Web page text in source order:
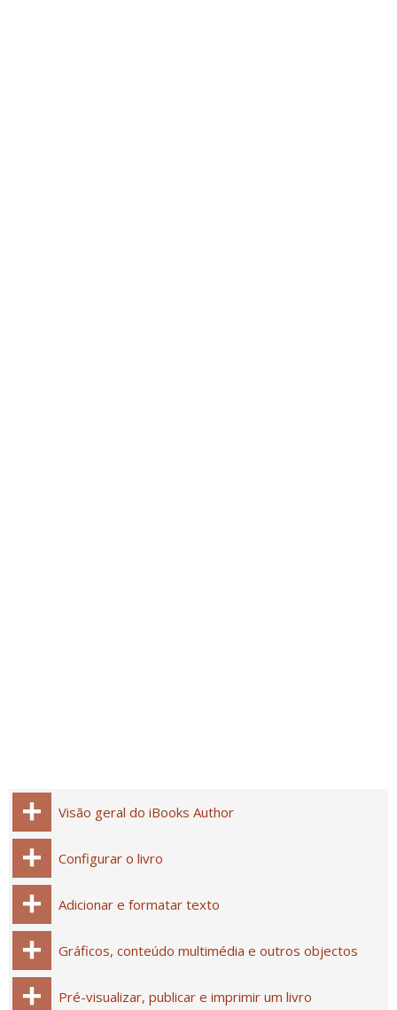
Visão geral do iBooks Author
Configurar o livro
Adicionar e formatar texto
Gráficos, conteúdo multimédia e outros objectos
Pré-visualizar, publicar e imprimir um livro